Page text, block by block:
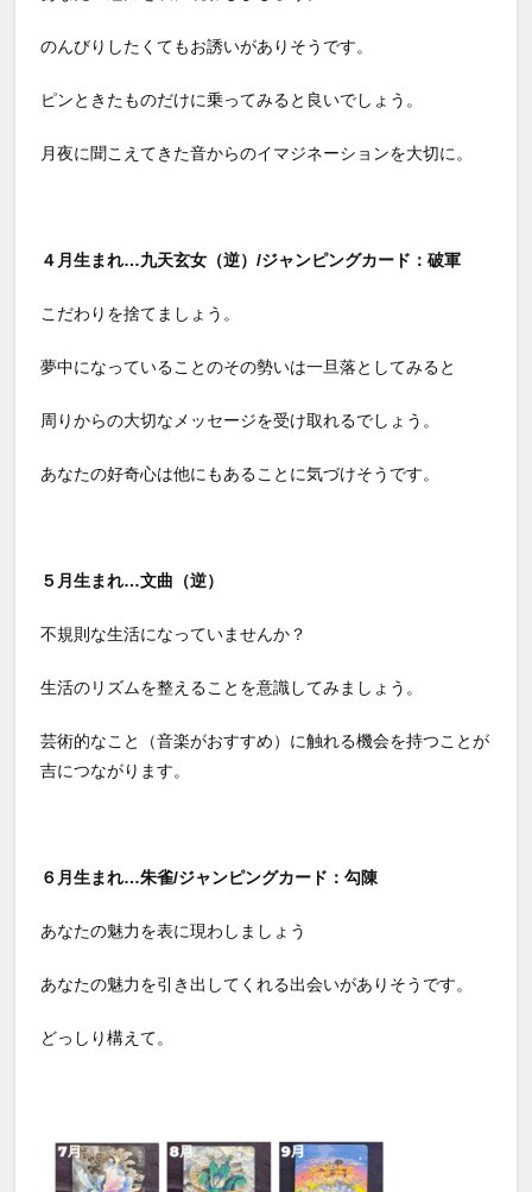
のんびりしたくてもお誘いがありそうです。
ピンときたものだけに乗ってみると良いでしょう。
月夜に聞こえてきた音からのイマジネーションを大切に。
４月生まれ…九天玄女（逆）/ジャンピングカード：破軍
こだわりを捨てましょう。
夢中になっていることのその勢いは一旦落としてみると
周りからの大切なメッセージを受け取れるでしょう。
あなたの好奇心は他にもあることに気づけそうです。
５月生まれ…文曲（逆）
不規則な生活になっていませんか？
生活のリズムを整えることを意識してみましょう。
芸術的なこと（音楽がおすすめ）に触れる機会を持つことが
吉につながります。
６月生まれ…朱雀/ジャンピングカード：勾陳
あなたの魅力を表に現わしましょう
あなたの魅力を引き出してくれる出会いがありそうです。
どっしり構えて。